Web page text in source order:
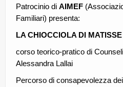
Patrocinio di AIMEF
Familiari) presenta:
LA CHIOCCIOLA DI MATISSE
corso teorico-pratico di
Alessandra Lallai
Percorso di consapevolezza